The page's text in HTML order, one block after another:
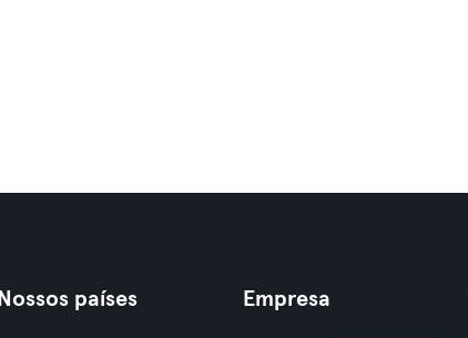
Nossos países Empresa